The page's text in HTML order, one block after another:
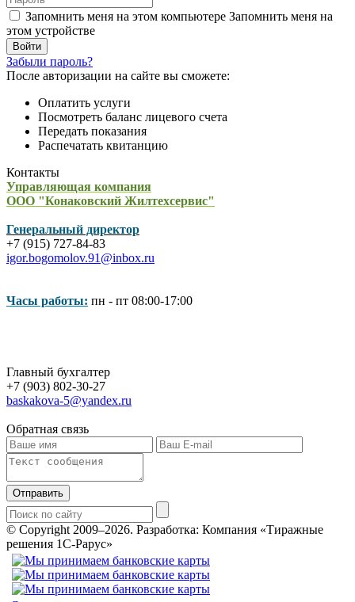
Запомнить меня на этом компьютере Запомнить меня на
этом устройстве
Забыли пароль?
После авторизации на сайте вы сможете:
Оплатить услуги
Посмотреть баланс лицевого счета
Передать показания
Распечатать квитанцию
Контакты
Управляющая компания
ООО "Конаковский Жилтехсервис"
Генеральный директор
+7 (915) 727-84-83
igor.bogomolov.91@inbox.ru
Часы работы: пн - пт 08:00-17:00
Главный бухгалтер
+7 (903) 802-30-27
baskakova-5@yandex.ru
Обратная связь
Отправить
© Copyright 2009–2026. Разработка: Компания «Тиражные
решения 1С-Рарус»